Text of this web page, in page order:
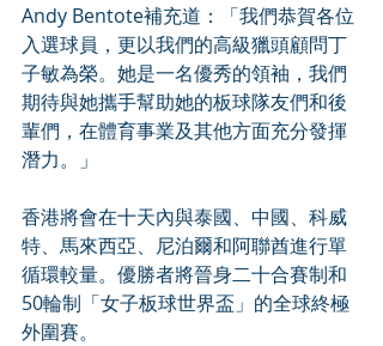
Andy Bentote補充道：「我們恭賀各位
入選球員，更以我們的高級獵頭顧問丁
子敏為榮。她是一名優秀的領袖，我們
期待與她攜手幫助她的板球隊友們和後
輩們，在體育事業及其他方面充分發揮
潛力。」
香港將會在十天內與泰國、中國、科威
特、馬來西亞、尼泊爾和阿聯酋進行單
循環較量。優勝者將晉身二十合賽制和
50輪制「女子板球世界盃」的全球終極
外圍賽。